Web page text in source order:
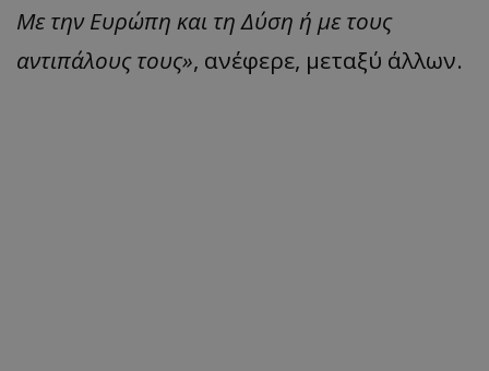
Με την Ευρώπη και τη Δύση ή με τους
αντιπάλους τους», ανέφερε, μεταξύ άλλων.